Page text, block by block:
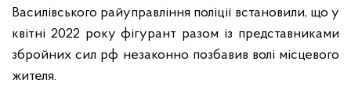
Василівського райуправління поліції встановили, що у
квітні 2022 року фігурант разом із представниками
збройних сил рф незаконно позбавив волі місцевого
жителя.